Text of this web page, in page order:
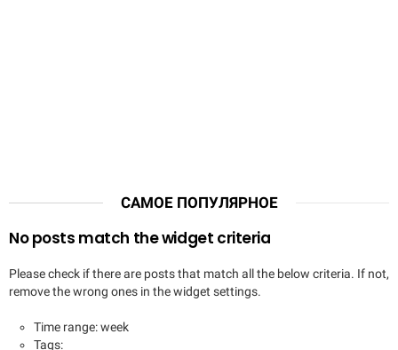
САМОЕ ПОПУЛЯРНОЕ
No posts match the widget criteria
Please check if there are posts that match all the below criteria. If not,
remove the wrong ones in the widget settings.
Time range: week
Tags: